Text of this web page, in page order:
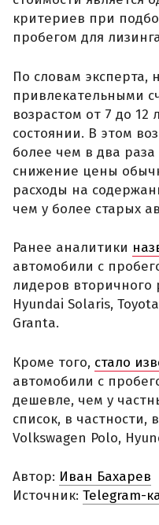
критериев при
пробегом для
По словам эксперта,
привлекательными
возрастом от 7 до
состоянии. В этом
более чем в два
снижение цены
расходы на
чем у более старых
Ранее аналитики
автомобили с
лидеров вторичного
Hyundai Solaris,
Granta.
Кроме того, стало
автомобили с
дешевле, чем у
список, в частности,
Volkswagen Polo,
Автор: Иван Бахарев
Источник: Telegram-